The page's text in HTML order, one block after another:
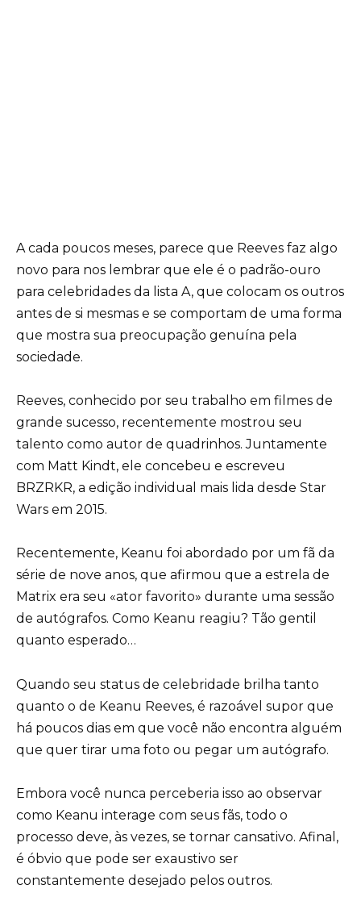
A cada poucos meses, parece que Reeves faz algo
novo para nos lembrar que ele é o padrão-ouro
para celebridades da lista A, que colocam os outros
antes de si mesmas e se comportam de uma forma
que mostra sua preocupação genuína pela
sociedade.
Reeves, conhecido por seu trabalho em filmes de
grande sucesso, recentemente mostrou seu
talento como autor de quadrinhos. Juntamente
com Matt Kindt, ele concebeu e escreveu
BRZRKR, a edição individual mais lida desde Star
Wars em 2015.
Recentemente, Keanu foi abordado por um fã da
série de nove anos, que afirmou que a estrela de
Matrix era seu «ator favorito» durante uma sessão
de autógrafos. Como Keanu reagiu? Tão gentil
quanto esperado…
Quando seu status de celebridade brilha tanto
quanto o de Keanu Reeves, é razoável supor que
há poucos dias em que você não encontra alguém
que quer tirar uma foto ou pegar um autógrafo.
Embora você nunca perceberia isso ao observar
como Keanu interage com seus fãs, todo o
processo deve, às vezes, se tornar cansativo. Afinal,
é óbvio que pode ser exaustivo ser
constantemente desejado pelos outros.